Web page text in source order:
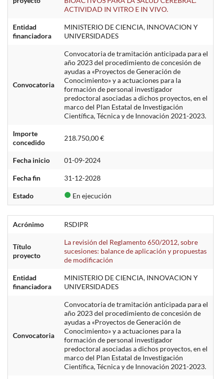
ACTIVIDAD IN VITRO E IN VIVO.
Entidad
financiadora
MINISTERIO DE CIENCIA, INNOVACION Y
UNIVERSIDADES
Convocatoria
Convocatoria de tramitación anticipada para el
año 2023 del procedimiento de concesión de
ayudas a «Proyectos de Generación de
Conocimiento» y a actuaciones para la
formación de personal investigador
predoctoral asociadas a dichos proyectos, en el
marco del Plan Estatal de Investigación
Científica, Técnica y de Innovación 2021-2023.
Importe
concedido
218.750,00 €
Fecha inicio 01-09-2024
Fecha fin 31-12-2028
Estado En ejecución
Acrónimo RSDIPR
Título
proyecto
La revisión del Reglamento 650/2012, sobre
sucesiones: balance de aplicación y propuestas
de modificación
Entidad
financiadora
MINISTERIO DE CIENCIA, INNOVACION Y
UNIVERSIDADES
Convocatoria
Convocatoria de tramitación anticipada para el
año 2023 del procedimiento de concesión de
ayudas a «Proyectos de Generación de
Conocimiento» y a actuaciones para la
formación de personal investigador
predoctoral asociadas a dichos proyectos, en el
marco del Plan Estatal de Investigación
Científica, Técnica y de Innovación 2021-2023.